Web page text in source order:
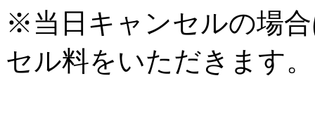
※当日キャンセルの場
セル料をいただきます。